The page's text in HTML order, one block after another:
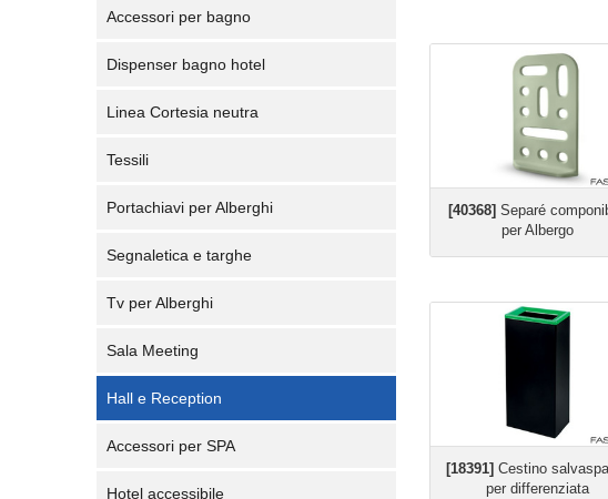
Accessori per bagno
Dispenser bagno hotel
Linea Cortesia neutra
Tessili
Portachiavi per Alberghi
Segnaletica e targhe
Tv per Alberghi
Sala Meeting
Hall e Reception
Accessori per SPA
Hotel accessibile
[40368] Separé
per Albergo
[18391] Cestino
per differenziata